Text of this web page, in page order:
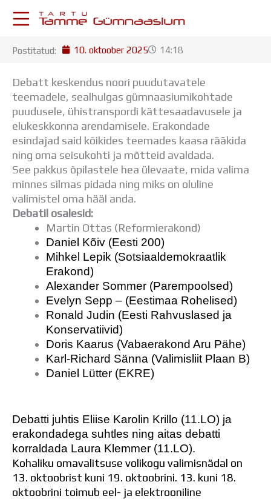
KESKKONNAD
Postkast
Drive
Tamme TV
Tamme Leht
Kooliraadio
Koorilaul
ÕPPETÖÖ
Tunniplaan
Aastaplaan
Õppekava
Ainepassid
Huviringid
Õpilastööd (UPT)
Distantsõpe
Kodukord
Projektid
ÜLDINFO
Sisseastumine
Meie kool
Dokumendid
Toitlustamine
Virtuaaltuur
Õpilasesindus
Kontaktid
Tööpakkumised
Postitatud: 10. oktoober 2025 14:18
Debatt keskendus noori puudutavatele
teemadele, sealhulgas gümnaasiumikohtade
puudusele, ühistranspordi kättesaadavusele ja
elukeskkonna arendamisele. Erakondade
esindajad said kõikides teemades kaasa rääkida
ning oma seisukohti ja mõtteid avaldada.
See pakkus õpilastele hea ülevaate, mida valima
minnes silmas pidada ning miks on oluline
valimistel oma hääl anda.
Debatil osalesid:
Martin Ottas (Reformierakond)
Daniel Kõiv (Eesti 200)
Mihkel Lepik (Sotsiaaldemokraatlik
Erakond)
Alexander Sommer (Parempoolsed)
Evelyn Sepp – (Eestimaa Rohelised)
Ronald Judin (Eesti Rahvuslased ja
Konservatiivid)
Doris Kaarus (Vabaerakond Aru Pähe)
Karl-Richard Sänna (Valimisliit Plaan B)
Daniel Lütter (EKRE)
Debatti juhtis Eliise Karolin Krillo (11.LO) ja
erakondadega suhtles ning aitas debatti
korraldada Laura Klemmer (11.LO).
Kohaliku omavalitsuse volikogu valimisnädal on
13. oktoobrist kuni 19. oktoobrini. 13. kuni 18.
oktoobrini toimub eel- ja elektrooniline